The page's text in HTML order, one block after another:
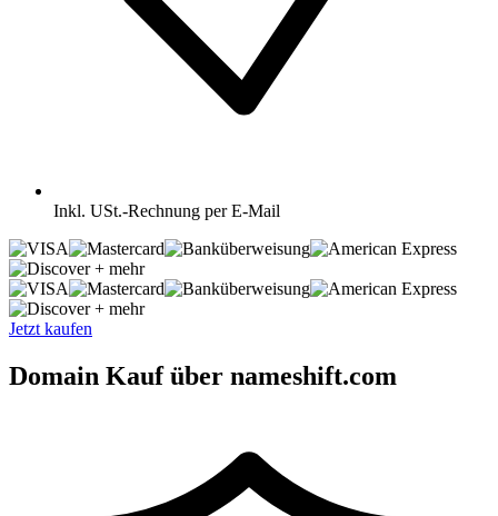
Inkl. USt.-Rechnung per E-Mail
+ mehr
+ mehr
Jetzt kaufen
Domain Kauf über nameshift.com